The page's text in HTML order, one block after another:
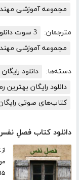
مجموعه آموزشی
مترجمان: 3 سوت دانلود
مجموعه آموزشی
دسته‌ها:
دانلود
دانلود رایگان بهترین
کتاب‌های صوتی
دانلود کتاب فصلِ
از:
۱۱۵